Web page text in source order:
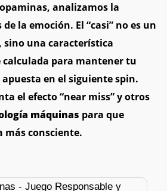
analizamos la
la emoción. El “casi” no es un
sino una característica
para mantener tu
en el siguiente spin.
el efecto “near miss” y otros
máquinas para que
más consciente.